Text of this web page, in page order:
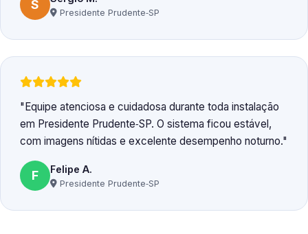
S
Presidente Prudente‑SP
Equipe atenciosa e cuidadosa durante toda instalação
em Presidente Prudente‑SP. O sistema ficou estável,
com imagens nítidas e excelente desempenho noturno.
F Felipe A.
Presidente Prudente‑SP